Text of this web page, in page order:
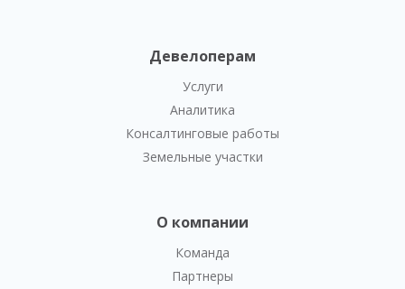
Девелоперам
Услуги
Аналитика
Консалтинговые работы
Земельные участки
О компании
Команда
Партнеры